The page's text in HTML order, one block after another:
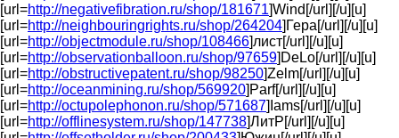
[url=http://negativefibration.ru/shop/181671]Wind[/url][/u][u]
[url=http://neighbouringrights.ru/shop/264204]Гера[/url][/u][u]
[url=http://objectmodule.ru/shop/108466]лист[/url][/u][u]
[url=http://observationballoon.ru/shop/97659]DeLo[/url][/u][u]
[url=http://obstructivepatent.ru/shop/98250]Zelm[/url][/u][u]
[url=http://oceanmining.ru/shop/569920]Parf[/url][/u][u]
[url=http://octupolephonon.ru/shop/571687]Iams[/url][/u][u]
[url=http://offlinesystem.ru/shop/147738]ЛитР[/url][/u][u]